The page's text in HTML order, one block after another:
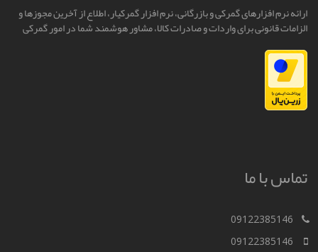
ارائه نرم افزارهای گمرکی و بازرگانی، نرم افزار گمرکیار، اطلاع از آخرین مجوزها و
الزامات قانونی برای واردات و صادرات کالا، مشاور هوشمند شما در امور گمرکی
تماس با ما
09122385146
09122385146